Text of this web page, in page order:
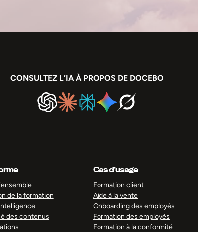
CONSULTEZ L’IA À PROPOS DE DOCEBO
de la formation
des contenus
Cas d’usage
Formation client
Aide à la vente
Onboarding des employés
Formation des employés
Formation à la conformité